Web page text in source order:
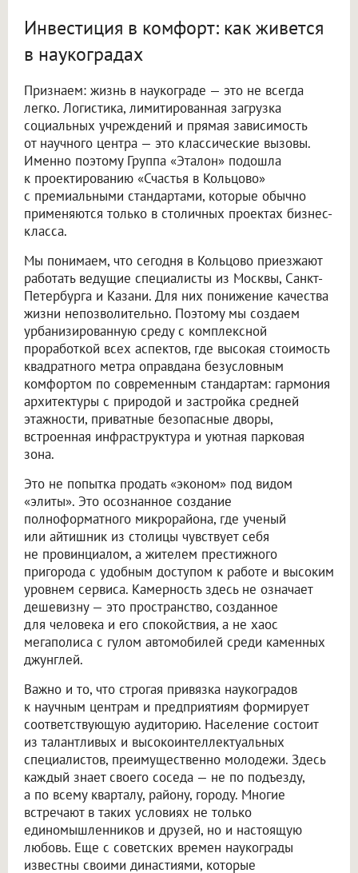
Инвестиция в комфорт: как живется
в наукоградах
Признаем: жизнь в наукограде — это не всегда
легко. Логистика, лимитированная загрузка
социальных учреждений и прямая зависимость
от научного центра — это классические вызовы.
Именно поэтому Группа «Эталон» подошла
к проектированию «Счастья в Кольцово»
с премиальными стандартами, которые обычно
применяются только в столичных проектах бизнес-
класса.
Мы понимаем, что сегодня в Кольцово приезжают
работать ведущие специалисты из Москвы, Санкт-
Петербурга и Казани. Для них понижение качества
жизни непозволительно. Поэтому мы создаем
урбанизированную среду с комплексной
проработкой всех аспектов, где высокая стоимость
квадратного метра оправдана безусловным
комфортом по современным стандартам: гармония
архитектуры с природой и застройка средней
этажности, приватные безопасные дворы,
встроенная инфраструктура и уютная парковая
зона.
Это не попытка продать «эконом» под видом
«элиты». Это осознанное создание
полноформатного микрорайона, где ученый
или айтишник из столицы чувствует себя
не провинциалом, а жителем престижного
пригорода с удобным доступом к работе и высоким
уровнем сервиса. Камерность здесь не означает
дешевизну — это пространство, созданное
для человека и его спокойствия, а не хаос
мегаполиса с гулом автомобилей среди каменных
джунглей.
Важно и то, что строгая привязка наукоградов
к научным центрам и предприятиям формирует
соответствующую аудиторию. Население состоит
из талантливых и высокоинтеллектуальных
специалистов, преимущественно молодежи. Здесь
каждый знает своего соседа — не по подъезду,
а по всему кварталу, району, городу. Многие
встречают в таких условиях не только
единомышленников и друзей, но и настоящую
любовь. Еще с советских времен наукограды
известны своими династиями, которые